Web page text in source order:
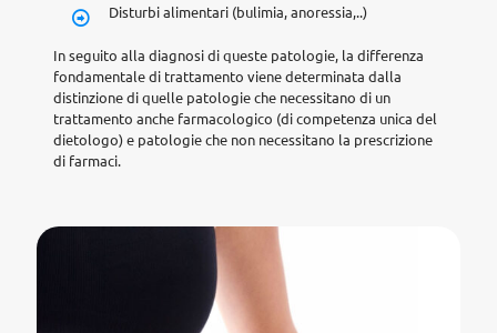
Disturbi alimentari (bulimia, anoressia,..)
In seguito alla diagnosi di queste patologie, la differenza
fondamentale di trattamento viene determinata dalla
distinzione di quelle patologie che necessitano di un
trattamento anche farmacologico (di competenza unica del
dietologo) e patologie che non necessitano la prescrizione
di farmaci.